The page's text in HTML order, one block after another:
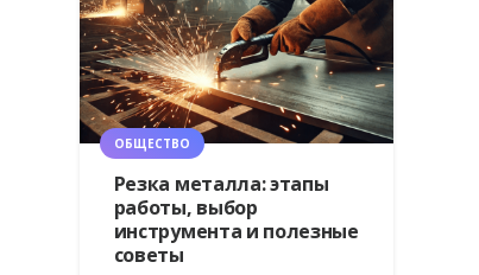
ОБЩЕСТВО
Резка металла: этапы
работы, выбор
инструмента и полезные
советы